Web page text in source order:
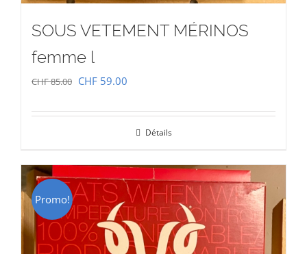
SOUS VETEMENT MÉRINOS
femme l
CHF85.00 Le
initial
CHF 85.00.
CHF 59.00
actuel
CHF 59.00.
Détails
Promo!